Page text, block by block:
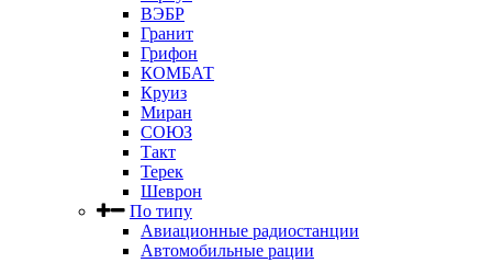
ВЭБР
Гранит
Грифон
КОМБАТ
Круиз
Миран
СОЮЗ
Такт
Терек
Шеврон
По типу
Авиационные радиостанции
Автомобильные рации